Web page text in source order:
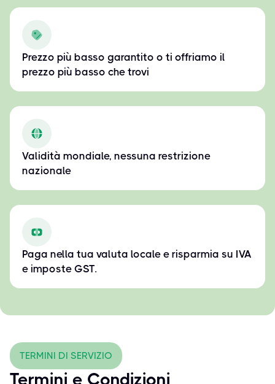
Prezzo più basso garantito o ti offriamo il
prezzo più basso che trovi
Validità mondiale, nessuna restrizione
nazionale
Paga nella tua valuta locale e risparmia su IVA
e imposte GST.
TERMINI DI SERVIZIO
Termini e Condizioni